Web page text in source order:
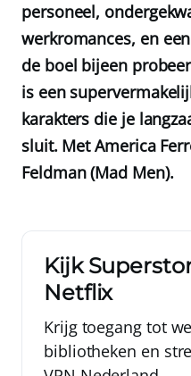
personeel,
werkromances, en
de boel bijeen
is een
karakters die je
sluit. Met America
Feldman (Mad Men).
Kijk
Netflix
Krijg toegang tot
bibliotheken en